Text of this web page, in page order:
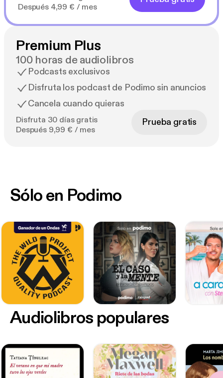
Después 4,99 € / mes
Premium Plus
100 horas de audiolibros
Podcasts exclusivos
Disfruta los podcast de Podimo sin anuncios
Cancela cuando quieras
Disfruta 30 días gratis
Después 9,99 € / mes
Prueba gratis
Sólo en Podimo
Audiolibros populares